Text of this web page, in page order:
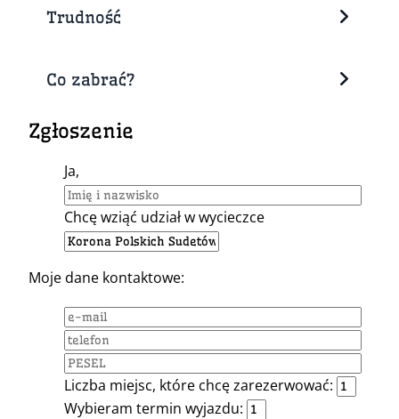
Trudność
Co zabrać?
Zgłoszenie
Ja,
Chcę wziąć udział w wycieczce
Moje dane kontaktowe:
Liczba miejsc, które chcę zarezerwować:
Wybieram termin wyjazdu: